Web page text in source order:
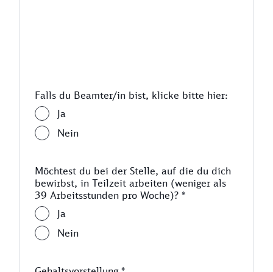
Falls du Beamter/in bist, klicke bitte hier:
Ja
Nein
Möchtest du bei der Stelle, auf die du dich
bewirbst, in Teilzeit arbeiten (weniger als
39 Arbeitsstunden pro Woche)? *
Ja
Nein